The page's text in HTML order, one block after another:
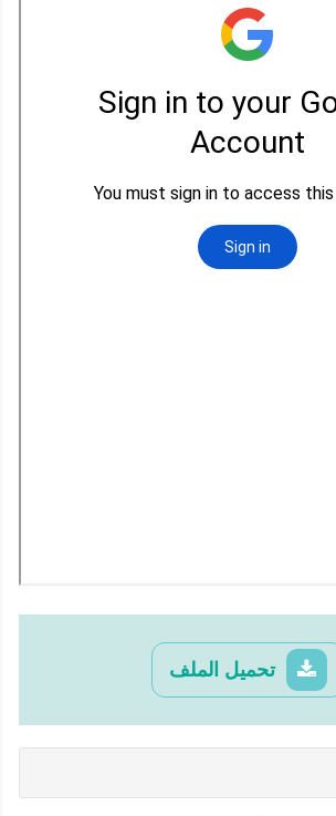
تحميل الملف